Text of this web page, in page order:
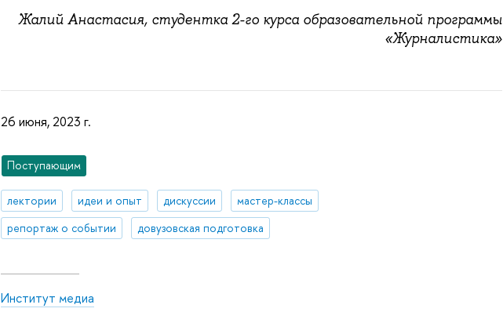
Жалий Анастасия, студентка 2-го курса образовательной программы
«Журналистика»
26 июня, 2023 г.
Поступающим
лектории идеи и опыт дискуссии
мастер-классы
репортаж о событии
довузовская подготовка
Институт медиа